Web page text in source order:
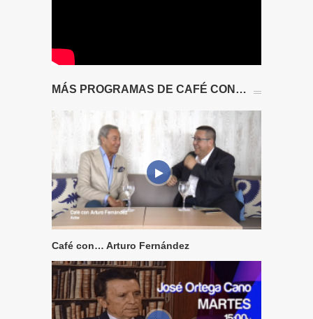
MÁS PROGRAMAS DE CAFÉ CON…
Café con… Arturo Fernández